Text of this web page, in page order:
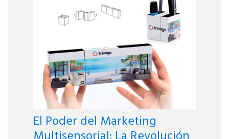
El Poder del Marketing